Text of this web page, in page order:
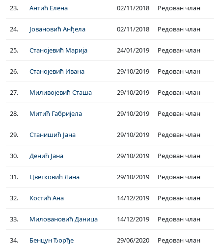
23. Антић Елена 02/11/2018 Редован члан
24. Јовановић Анђела 02/11/2018 Редован члан
25. Станојевић Марија 24/01/2019 Редован члан
26. Станојевић Ивана 29/10/2019 Редован члан
27. Миливојевић Сташа 29/10/2019 Редован члан
28. Митић Габријела 29/10/2019 Редован члан
29. Станишић Јана 29/10/2019 Редован члан
30. Денић Јана 29/10/2019 Редован члан
31. Цветковић Лана 29/10/2019 Редован члан
32. Костић Ана 14/12/2019 Редован члан
33. Миловановић Даница 14/12/2019 Редован члан
34. Бенцун Ђорђе 29/06/2020 Редован члан